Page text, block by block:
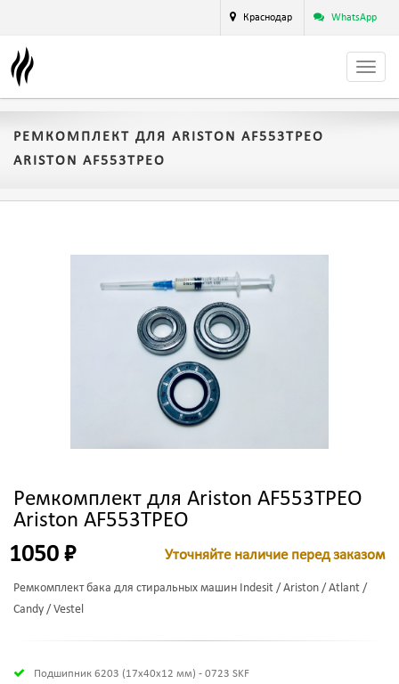
Краснодар WhatsApp
РЕМКОМПЛЕКТ ДЛЯ ARISTON AF553TPEO
ARISTON AF553TPEO
Ремкомплект для Ariston AF553TPEO
Ariston AF553TPEO
1050 ₽ Уточняйте наличие перед заказом
Ремкомплект бака для стиральных машин Indesit / Ariston / Atlant /
Candy / Vestel
Подшипник 6203 (17х40х12 мм) - 0723 SKF